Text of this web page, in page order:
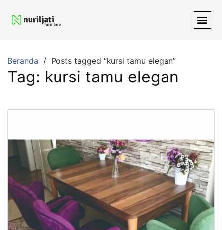
Beranda Posts tagged “kursi tamu elegan”
Tag: kursi tamu elegan